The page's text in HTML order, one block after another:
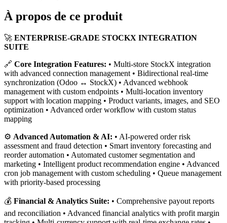
À propos de ce produit
🚀 ENTERPRISE-GRADE STOCKX INTEGRATION
SUITE
🔗 Core Integration Features: • Multi-store StockX integration
with advanced connection management • Bidirectional real-time
synchronization (Odoo ↔ StockX) • Advanced webhook
management with custom endpoints • Multi-location inventory
support with location mapping • Product variants, images, and SEO
optimization • Advanced order workflow with custom status
mapping
⚙️ Advanced Automation & AI: • AI-powered order risk
assessment and fraud detection • Smart inventory forecasting and
reorder automation • Automated customer segmentation and
marketing • Intelligent product recommendation engine • Advanced
cron job management with custom scheduling • Queue management
with priority-based processing
💰 Financial & Analytics Suite: • Comprehensive payout reports
and reconciliation • Advanced financial analytics with profit margin